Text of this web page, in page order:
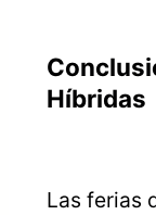
Híbridas
Las ferias